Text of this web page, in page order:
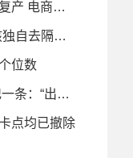
广西柳州螺蛳粉企业全线复工复产 电商主播日夜带货
网传“广西德保县四岁确诊小孩独自去隔离” 为不实信息
位数
诈骗手段翻出新花样 防骗牢记一条：“出钱免谈”
点均已撤除